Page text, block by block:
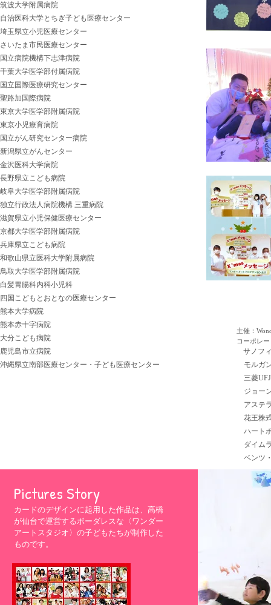
筑波大学附属病院
自治医科大学とちぎ子ども医療センター
埼玉県立小児医療センター
さいたま市民医療センター
国立病院機構下志津病院
千葉大学医学部付属病院
国立国際医療研究センター
聖路加国際病院
東京大学医学部附属病院
東京小児療育病院
国立がん研究センター病院
新潟県立がんセンター
金沢医科大学病院
長野県立こども病院
岐阜大学医学部附属病院
独立行政法人病院機構 三重病院
滋賀県立小児保健医療センター
京都大学医学部附属病院
兵庫県立こども病院
和歌山県立医科大学附属病院
鳥取大学医学部附属病院
白髪胃腸科内科小児科
四国こどもとおとなの医療センター
熊本大学病院
熊本赤十字病院
大分こども病院
鹿児島市立病院
沖縄県立南部医療センター・子ども医療センター
主催：
コーポレ
サノフ
モルガ
三菱UFJ
ジョー
アステ
花王株
ハート
ダイム
ベンツ
​Pictures Story
カードのデザインに起用した作品は、高橋
が仙台で運営するボーダレスな〈ワンダー
アートスタジオ〉の子どもたちが制作した
ものです。